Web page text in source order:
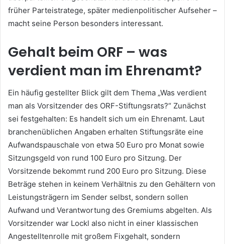
früher Parteistratege, später medienpolitischer Aufseher –
macht seine Person besonders interessant.
Gehalt beim ORF – was
verdient man im Ehrenamt?
Ein häufig gestellter Blick gilt dem Thema „Was verdient
man als Vorsitzender des ORF-Stiftungsrats?“ Zunächst
sei festgehalten: Es handelt sich um ein Ehrenamt. Laut
branchenüblichen Angaben erhalten Stiftungsräte eine
Aufwandspauschale von etwa 50 Euro pro Monat sowie
Sitzungsgeld von rund 100 Euro pro Sitzung. Der
Vorsitzende bekommt rund 200 Euro pro Sitzung. Diese
Beträge stehen in keinem Verhältnis zu den Gehältern von
Leistungsträgern im Sender selbst, sondern sollen
Aufwand und Verantwortung des Gremiums abgelten. Als
Vorsitzender war Lockl also nicht in einer klassischen
Angestelltenrolle mit großem Fixgehalt, sondern